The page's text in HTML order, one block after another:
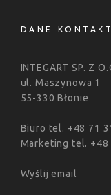
DANE
INTEGART SP. Z
ul. Maszynowa 1
55-330 Błonie
Biuro tel. +48 71
Marketing tel. +48
Wyślij email